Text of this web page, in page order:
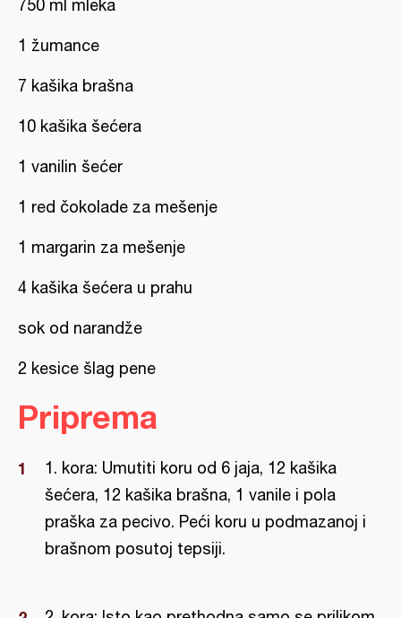
750 ml mleka
1 žumance
7 kašika brašna
10 kašika šećera
1 vanilin šećer
1 red čokolade za mešenje
1 margarin za mešenje
4 kašika šećera u prahu
sok od narandže
2 kesice šlag pene
Priprema
1. kora: Umutiti koru od 6 jaja, 12 kašika
šećera, 12 kašika brašna, 1 vanile i pola
praška za pecivo. Peći koru u podmazanoj i
brašnom posutoj tepsiji.